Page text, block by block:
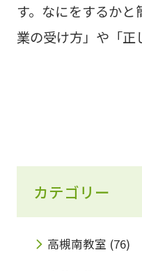
す。なにをするか
業の受け方」や「正
個別オリジナルの
まで詳しくイラス
く説明いたします
にはたくさんの「
さん通塾していた
カテゴリー
高槻南教室 (76)